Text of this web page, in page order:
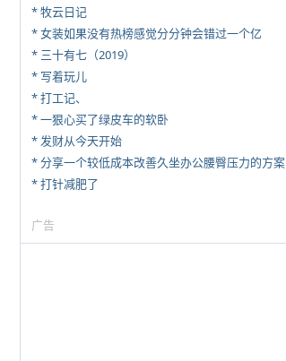
* 牧云日记
* 女装如果没有热榜感觉分分钟会错过一个亿
* 三十有七（2019）
* 写着玩儿
* 打工记、
* 一狠心买了绿皮车的软卧
* 发财从今天开始
* 分享一个较低成本改善久坐办公腰臀压力的方案
* 打针减肥了
广告